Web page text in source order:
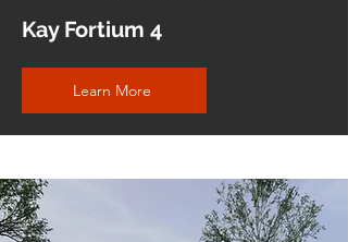
Kay Fortium 4
Learn More